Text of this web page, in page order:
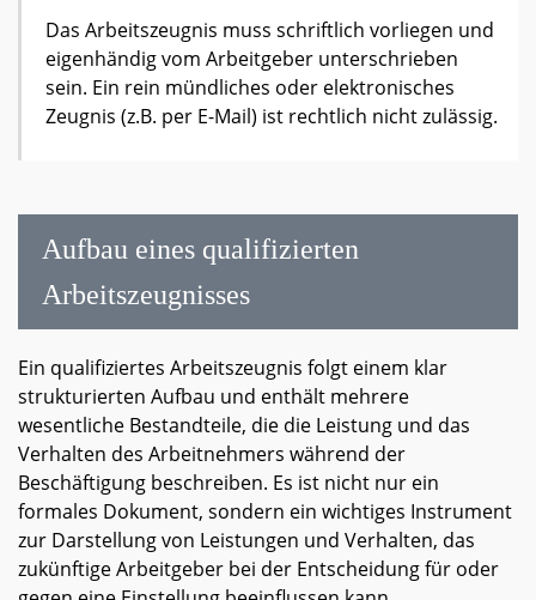
Das Arbeitszeugnis muss schriftlich vorliegen und
eigenhändig vom Arbeitgeber unterschrieben
sein. Ein rein mündliches oder elektronisches
Zeugnis (z.B. per E-Mail) ist rechtlich nicht zulässig.
Aufbau eines qualifizierten
Arbeitszeugnisses
Ein qualifiziertes Arbeitszeugnis folgt einem klar
strukturierten Aufbau und enthält mehrere
wesentliche Bestandteile, die die Leistung und das
Verhalten des Arbeitnehmers während der
Beschäftigung beschreiben. Es ist nicht nur ein
formales Dokument, sondern ein wichtiges Instrument
zur Darstellung von Leistungen und Verhalten, das
zukünftige Arbeitgeber bei der Entscheidung für oder